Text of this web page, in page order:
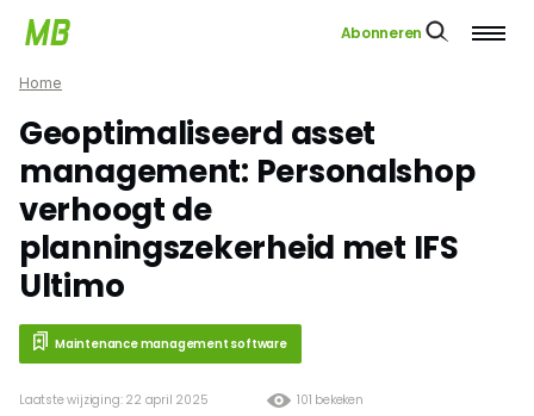
Abonneren
Home
Geoptimaliseerd asset
management: Personalshop
verhoogt de
planningszekerheid met IFS
Ultimo
Maintenance management software
101 bekeken
Laatste wijziging: 22 april 2025